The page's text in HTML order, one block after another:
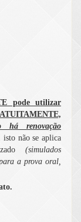
pode utilizar
há renovação
isto não se aplica
(simulados
a prova oral,
para provas de
prévio
SITE, LEIA